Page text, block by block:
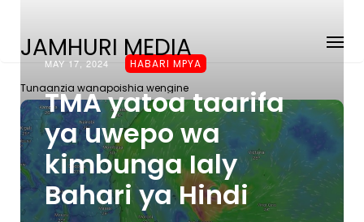
JAMHURI MEDIA
Tunaanzia wanapoishia wengine
MAY 17, 2024 HABARI MPYA
TMA yatoa taarifa
ya uwepo wa
kimbunga Ialy
Bahari ya Hindi